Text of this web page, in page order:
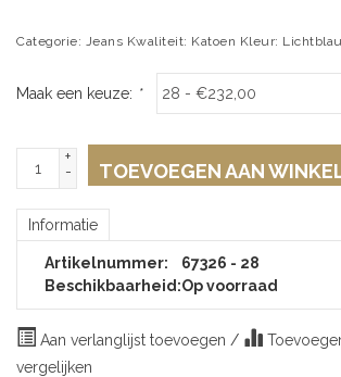
Categorie: Jeans Kwaliteit: Katoen Kleur:
Maak een keuze: *
+
-
TOEVOEGEN AAN
Informatie
Artikelnummer:
67326 - 28
Beschikbaarheid:Op voorraad
Aan verlanglijst toevoegen /
vergelijken